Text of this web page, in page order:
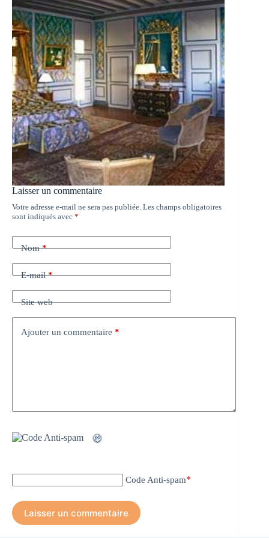
Laisser un commentaire
Votre adresse e-mail ne sera pas publiée. Les champs obligatoires
sont indiqués avec *
Nom*
E-mail*
Site web
Ajouter un commentaire *
Code Anti-spam*
Laisser un commentaire